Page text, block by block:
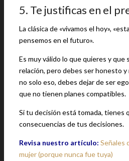
5. Te justificas en el
La clásica de «vivamos el hoy»,
pensemos en el futuro».
Es muy válido lo que quieres y que
relación, pero debes ser honesto y
no solo eso, debes dejar de ser
que no tienen planes compatibles.
Si tu decisión está tomada, tienes
consecuencias de tus decisiones.
Revisa nuestro artículo: Señales
mujer (porque nunca fue tuya)